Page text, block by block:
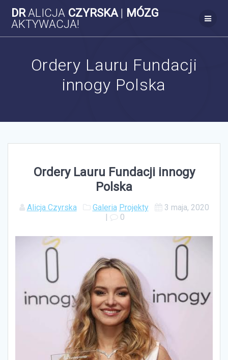
to
DRALICJA CZYRSKA | MÓZG
AKTYWACJA!
Ordery Lauru Fundacji
innogy Polska
Ordery Lauru Fundacji innogy
Polska
Alicja Czyrska Galeria Projekty
3 maja, 2020
0